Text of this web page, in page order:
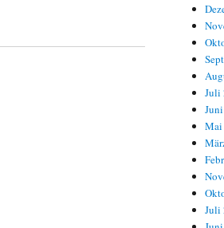
Juli
Mai
Juli